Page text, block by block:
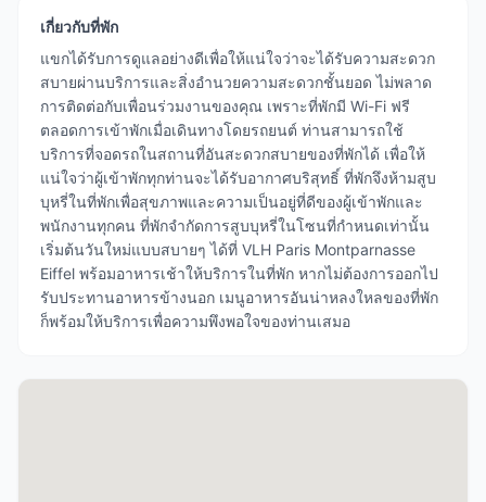
เกี่ยวกับที่พัก
แขกได้รับการดูแลอย่างดีเพื่อให้แน่ใจว่าจะได้รับความสะดวก
สบายผ่านบริการและสิ่งอำนวยความสะดวกชั้นยอด ไม่พลาด
การติดต่อกับเพื่อนร่วมงานของคุณ เพราะที่พักมี Wi-Fi ฟรี
ตลอดการเข้าพักเมื่อเดินทางโดยรถยนต์ ท่านสามารถใช้
บริการที่จอดรถในสถานที่อันสะดวกสบายของที่พักได้ เพื่อให้
แน่ใจว่าผู้เข้าพักทุกท่านจะได้รับอากาศบริสุทธิ์ ที่พักจึงห้ามสูบ
บุหรี่ในที่พักเพื่อสุขภาพและความเป็นอยู่ที่ดีของผู้เข้าพักและ
พนักงานทุกคน ที่พักจำกัดการสูบบุหรี่ในโซนที่กำหนดเท่านั้น
เริ่มต้นวันใหม่แบบสบายๆ ได้ที่ VLH Paris Montparnasse
Eiffel พร้อมอาหารเช้าให้บริการในที่พัก หากไม่ต้องการออกไป
รับประทานอาหารข้างนอก เมนูอาหารอันน่าหลงใหลของที่พัก
ก็พร้อมให้บริการเพื่อความพึงพอใจของท่านเสมอ